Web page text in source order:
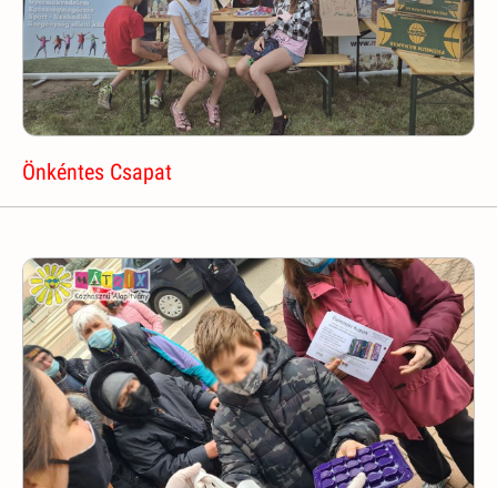
Önkéntes Csapat